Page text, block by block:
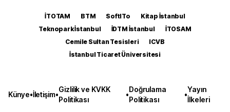
İTOTAM BTM SoftITo
Kitap İstanbul
Teknopark İstanbul
İDTM İstanbul
İTOSAM
Cemile Sultan Tesisleri
ICVB
İstanbul Ticaret Üniversitesi
Künye•İletişim•
Gizlilik ve KVKK
Politikası
•
Doğrulama
Politikası
•
Yayın
İlkeleri